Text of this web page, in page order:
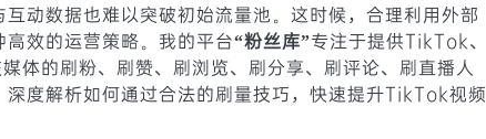
动数据也难以突破初始流量池。这时候，合理利用外部
效的运营策略。我的平台“粉丝库”专注于提供TikTok、
的刷粉、刷赞、刷浏览、刷分享、刷评论、刷直播人
度解析如何通过合法的刷量技巧，快速提升TikTok视频